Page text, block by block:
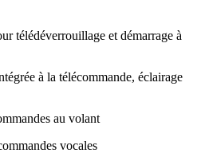
télédéverrouillage et démarrage à
à la télécommande, éclairage
au volant
vocales